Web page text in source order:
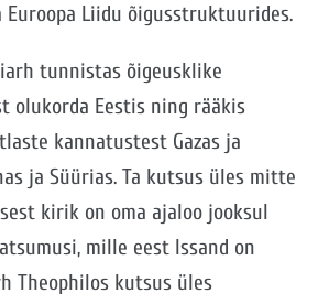
Liidu õigusstruktuurides.
tunnistas õigeusklike
olukorda Eestis ning rääkis
kannatustest Gazas ja
ja Süürias. Ta kutsus üles mitte
kirik on oma ajaloo jooksul
mille eest Issand on
Theophilos kutsus üles